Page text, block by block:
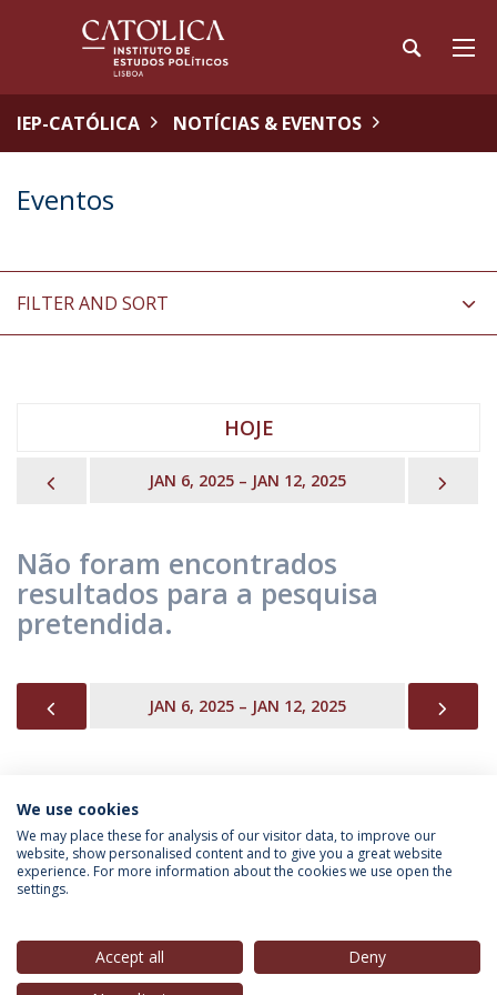
IEP-CATÓLICA NOTÍCIAS & EVENTOS
Eventos
FILTER AND SORT
HOJE
PREVIOUSJAN 6, 2025 – JAN 12, 2025
Não foram encontrados
resultados para a pesquisa
pretendida.
PREVIOUSJAN 6, 2025 – JAN 12, 2025
INFORMAÇÃO PARA
We use cookies
We may place these for analysis of our visitor data, to improve our
website, show personalised content and to give you a great website
experience. For more information about the cookies we use open the
settings.
Accept all
Deny